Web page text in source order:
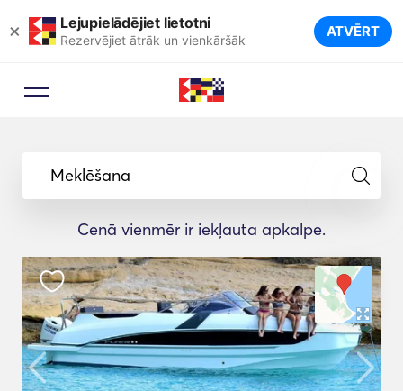
× Lejupielādējiet lietotni
Rezervējiet ātrāk un vienkāršāk ATVĒRT
Meklēšana
Cenā vienmēr ir iekļauta apkalpe.